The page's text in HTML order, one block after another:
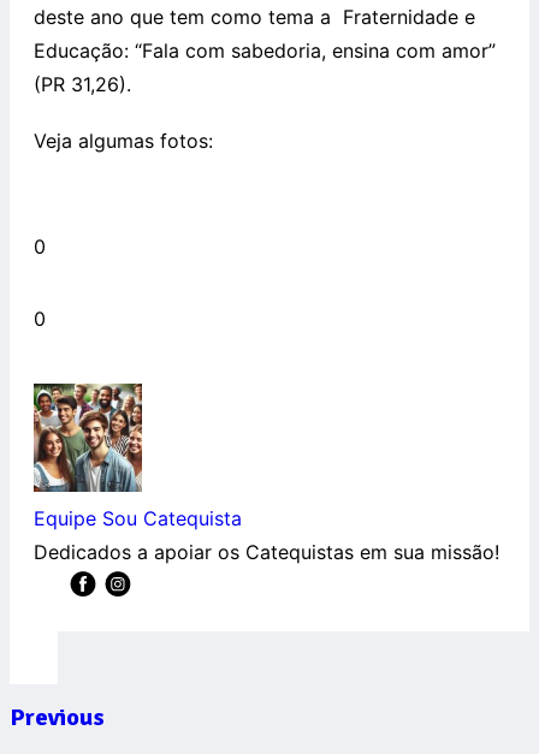
deste ano que tem como tema a Fraternidade e
Educação: “Fala com sabedoria, ensina com amor”
(PR 31,26).
Veja algumas fotos:
0
0
Equipe Sou Catequista
Dedicados a apoiar os Catequistas em sua missão!
Previous